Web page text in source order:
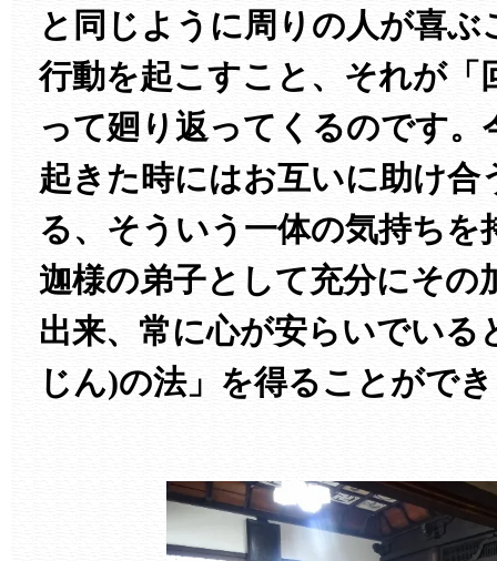
と同じように周りの人が喜
行動を起こすこと、それが「
って廻り返ってくるのです。
起きた時にはお互いに助け合
る、そういう一体の気持ちを
迦様の弟子として充分にその
出来、常に心が安らいでいる
じん)の法」を得ることがで